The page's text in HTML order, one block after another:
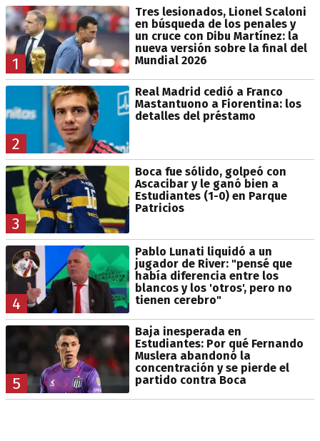
1
Tres lesionados, Lionel Scaloni
en búsqueda de los penales y
un cruce con Dibu Martínez: la
nueva versión sobre la final del
Mundial 2026
2
Real Madrid cedió a Franco
Mastantuono a Fiorentina: los
detalles del préstamo
3
Boca fue sólido, golpeó con
Ascacibar y le ganó bien a
Estudiantes (1-0) en Parque
Patricios
4
Pablo Lunati liquidó a un
jugador de River: "pensé que
había diferencia entre los
blancos y los 'otros', pero no
tienen cerebro"
5
Baja inesperada en
Estudiantes: Por qué Fernando
Muslera abandonó la
concentración y se pierde el
partido contra Boca